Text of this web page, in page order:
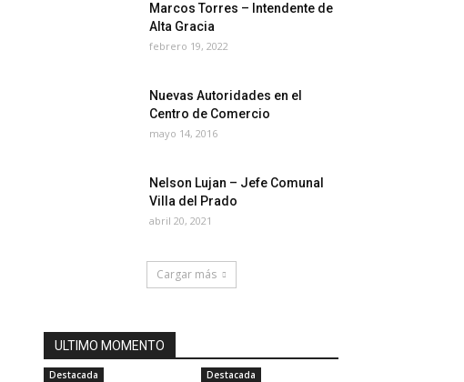
Marcos Torres – Intendente de
Alta Gracia
febrero 19, 2022
Nuevas Autoridades en el
Centro de Comercio
mayo 14, 2016
Nelson Lujan – Jefe Comunal
Villa del Prado
abril 20, 2021
Cargar más
ULTIMO MOMENTO
Destacada Destacada